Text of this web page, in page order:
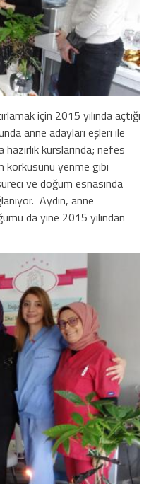
için 2015 yılında açtığı
anne adayları eşleri ile
kurslarında; nefes
korkusunu yenme gibi
ve doğum esnasında
Aydın, anne
da yine 2015 yılından